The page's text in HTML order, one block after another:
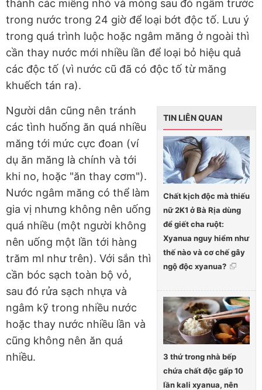
thành các miếng nhỏ và mỏng sau đó ngâm trước
trong nước trong 24 giờ để loại bớt độc tố. Lưu ý
trong quá trình luộc hoặc ngâm măng ở ngoài thì
cần thay nước mới nhiều lần để loại bỏ hiệu quả
các độc tố (vì nước cũ đã có độc tố từ măng
khuếch tán ra).
TIN LIÊN QUAN
Chất kịch độc mà thiếu
nữ 2K1 ở Bà Rịa dùng
để giết cha ruột:
Xyanua nguy hiểm như
thế nào và cơ chế gây
ngộ độc xyanua?
3 thứ trong nhà bếp
chứa chất độc gấp 10
lần kali xyanua, nên
Người dân cũng nên tránh
các tình huống ăn quá nhiều
măng tới mức cực đoan (ví
dụ ăn măng là chính và tới
khi no, hoặc "ăn thay cơm").
Nước ngâm măng có thể làm
gia vị nhưng không nên uống
quá nhiều (một người không
nên uống một lần tới hàng
trăm ml như trên). Với sắn thì
cần bóc sạch toàn bộ vỏ,
sau đó rửa sạch nhựa và
ngâm kỹ trong nhiều nước
hoặc thay nước nhiều lần và
cũng không nên ăn quá
nhiều.